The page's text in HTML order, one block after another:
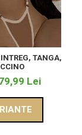
TANGA,
Lei